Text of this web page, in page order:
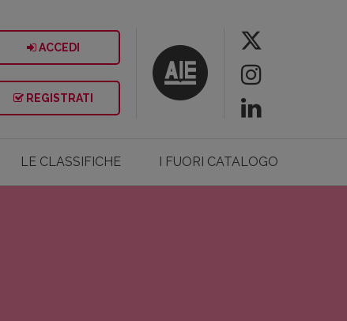
ACCEDI
REGISTRATI
LE CLASSIFICHE I FUORI CATALOGO